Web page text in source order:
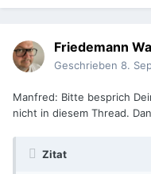
Friedemann
Geschrieben 8.
Manfred: Bitte besprich
nicht in diesem Thread.
Zitat